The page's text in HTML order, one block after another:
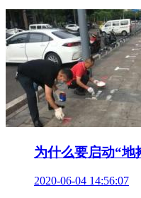
为什么要启动“地
2020-06-04 14:56:07